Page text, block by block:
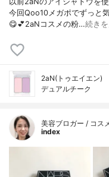
今回Qoo10メガポでずっと
😋💕⁡2aNコスメの粉…続き
2aN(トゥエイエン)
デュアルチーク
美容ブロガー / コス
index